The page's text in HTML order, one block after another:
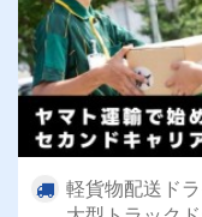
軽貨物配送ド